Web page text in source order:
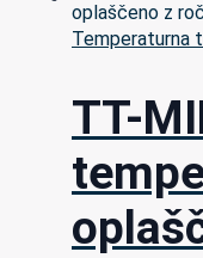
Temperaturna
TT-